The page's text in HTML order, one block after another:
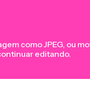
como JPEG, ou
editando.